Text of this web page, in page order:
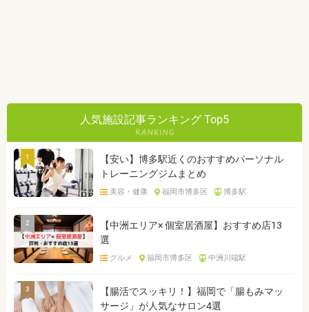
人気施設記事ランキング Top5
1
【安い】博多駅近くのおすすめパーソナル
トレーニングジムまとめ
美容・健康 福岡市博多区 博多駅
2
【中洲エリア× 個室居酒屋】おすすめ店13
選
グルメ 福岡市博多区 中洲川端駅
3
【腸活でスッキリ！】福岡で「腸もみマッ
サージ」が人気なサロン4選